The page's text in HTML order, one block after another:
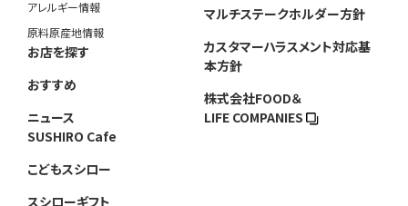
アレルギー情報
原料原産地情報
お店を探す
おすすめ
ニュース
SUSHIRO Cafe
こどもスシロー
スシローギフト
マルチステークホルダー方針
カスタマーハラスメント対応基
本方針
株式会社FOOD＆
LIFE COMPANIES